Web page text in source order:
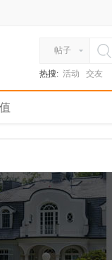
帖子
热搜: 活动 交友